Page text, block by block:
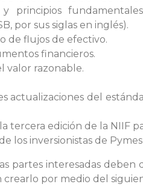
principios
por sus siglas en inglés).
de flujos de efectivo.
financieros.
valor razonable.
actualizaciones del
tercera edición de la NIIF
los inversionistas de
partes interesadas
crearlo por medio del